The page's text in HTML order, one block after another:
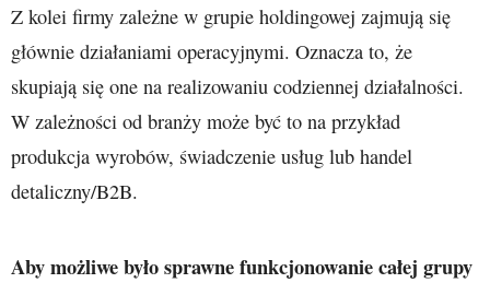
Z kolei firmy zależne w grupie holdingowej zajmują się
głównie działaniami operacyjnymi. Oznacza to, że
skupiają się one na realizowaniu codziennej działalności.
W zależności od branży może być to na przykład
produkcja wyrobów, świadczenie usług lub handel
detaliczny/B2B.
Aby możliwe było sprawne funkcjonowanie całej grupy